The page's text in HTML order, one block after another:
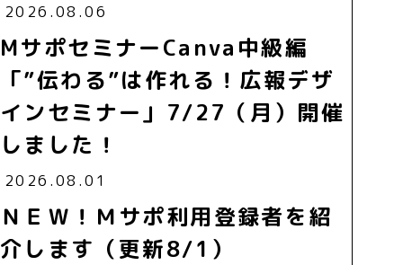
2026.08.06
MサポセミナーCanva中級編
「”伝わる”は作れる！広報デザ
インセミナー」7/27（月）開催
しました！
2026.08.01
ＮＥＷ！Ｍサポ利用登録者を紹
介します（更新8/1）